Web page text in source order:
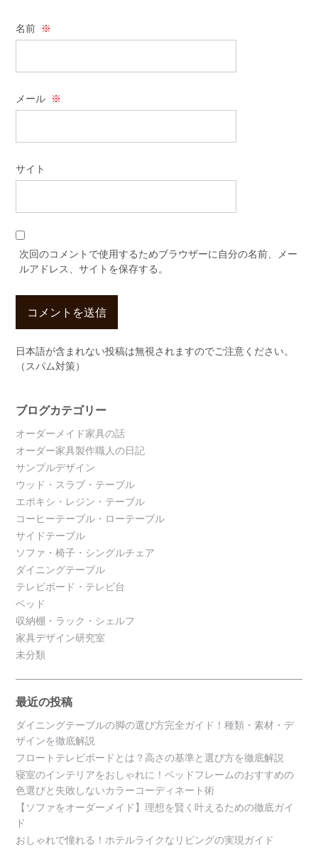
名前 ※
メール ※
サイト
次回のコメントで使用するためブラウザーに自分の名前、メー
ルアドレス、サイトを保存する。
日本語が含まれない投稿は無視されますのでご注意ください。
（スパム対策）
ブログカテゴリー
オーダーメイド家具の話
オーダー家具製作職人の日記
サンプルデザイン
ウッド・スラブ・テーブル
エポキシ・レジン・テーブル
コーヒーテーブル・ローテーブル
サイドテーブル
ソファ・椅子・シングルチェア
ダイニングテーブル
テレビボード・テレビ台
ベッド
収納棚・ラック・シェルフ
家具デザイン研究室
未分類
最近の投稿
ダイニングテーブルの脚の選び方完全ガイド！種類・素材・デ
ザインを徹底解説
フロートテレビボードとは？高さの基準と選び方を徹底解説
寝室のインテリアをおしゃれに！ベッドフレームのおすすめの
色選びと失敗しないカラーコーディネート術
【ソファをオーダーメイド】理想を賢く叶えるための徹底ガイ
ド
おしゃれで憧れる！ホテルライクなリビングの実現ガイド